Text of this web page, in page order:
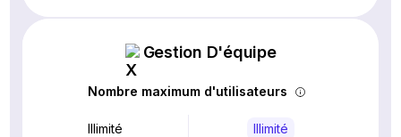
Gestion D'équipe
Nombre maximum d'utilisateurs
Illimité Illimité